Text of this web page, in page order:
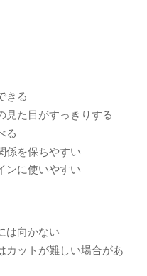
きる
見た目がすっきりする
る
係を保ちやすい
ンに使いやすい
は向かない
カットが難しい場合があ